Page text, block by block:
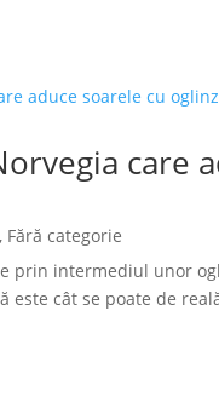
care
, Fără categorie
prin intermediul unor
este cât se poate de